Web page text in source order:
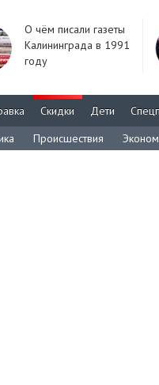
О чём писали газеты
Калининграда в 1991
году
Скидки Дети
Происшествия